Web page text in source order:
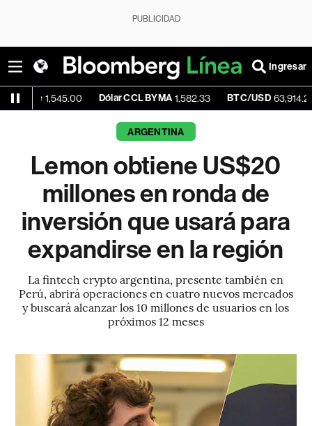
PUBLICIDAD
Ingresar
Dólar CCL BYMA 1,582.33 BTC/USD 63,914.27
ARGENTINA
Lemon obtiene US$20
millones en ronda de
inversión que usará para
expandirse en la región
La fintech crypto argentina, presente también en
Perú, abrirá operaciones en cuatro nuevos mercados
y buscará alcanzar los 10 millones de usuarios en los
próximos 12 meses